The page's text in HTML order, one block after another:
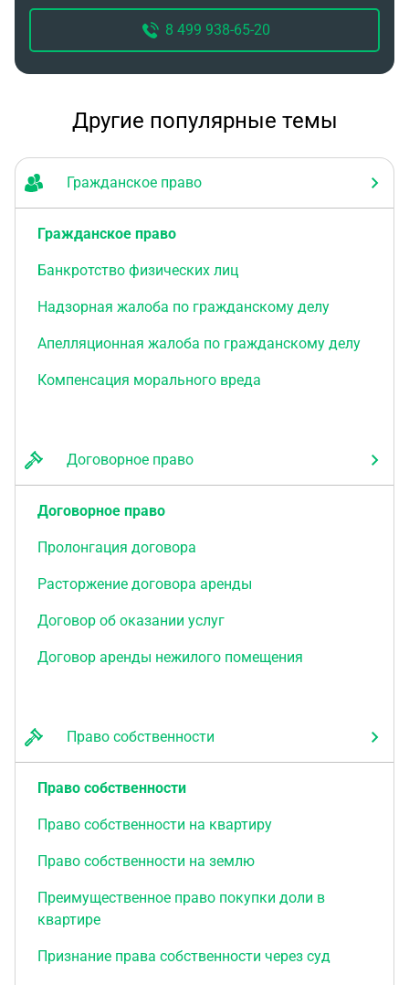
8 499 938-65-20
Другие популярные темы
Гражданское право
Гражданское право
Банкротство физических лиц
Надзорная жалоба по гражданскому делу
Апелляционная жалоба по гражданскому делу
Компенсация морального вреда
Договорное право
Договорное право
Пролонгация договора
Расторжение договора аренды
Договор об оказании услуг
Договор аренды нежилого помещения
Право собственности
Право собственности
Право собственности на квартиру
Право собственности на землю
Преимущественное право покупки доли в
квартире
Признание права собственности через суд